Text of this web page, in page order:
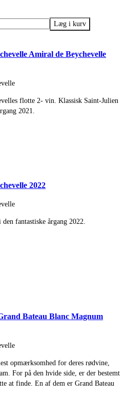
Amiral de Beychevelle
flotte 2- vin. Klassisk Saint-Julien
2021.
2022
fantastiske årgang 2022.
Bateau Blanc Magnum
opmærksomhed for deres rødvine,
For på den hvide side, er der bestemt
at finde. En af dem er Grand Bateau